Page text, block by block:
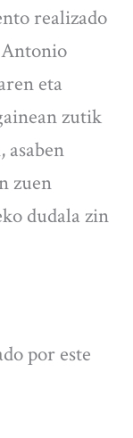
realizado
eta
zutik
zuen
dudala zin
por este